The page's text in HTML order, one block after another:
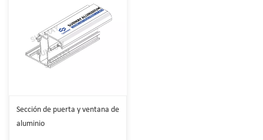
Sección de puerta y ventana de
aluminio